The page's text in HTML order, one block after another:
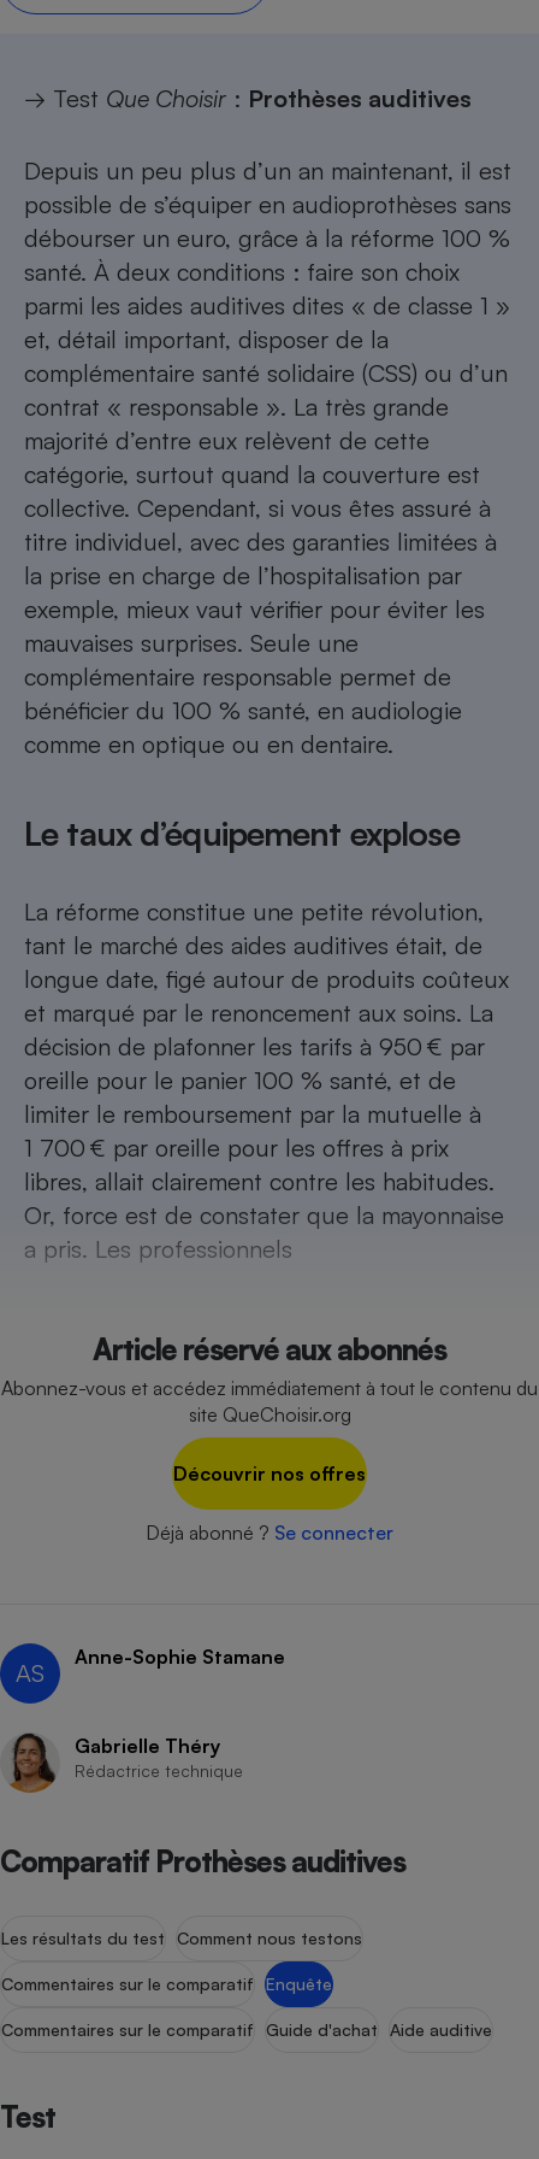
→ Test Que Choisir : Prothèses auditives
Depuis un peu plus d’un an maintenant, il est
possible de s’équiper en audioprothèses sans
débourser un euro, grâce à la réforme 100 %
santé. À deux conditions : faire son choix
parmi les aides auditives dites « de classe 1 »
et, détail important, disposer de la
complémentaire santé solidaire (CSS) ou d’un
contrat « responsable ». La très grande
majorité d’entre eux relèvent de cette
catégorie, surtout quand la couverture est
collective. Cependant, si vous êtes assuré à
titre individuel, avec des garanties limitées à
la prise en charge de l’hospitalisation par
exemple, mieux vaut vérifier pour éviter les
mauvaises surprises. Seule une
complémentaire responsable permet de
bénéficier du 100 % santé, en audiologie
comme en optique ou en dentaire.
Le taux d’équipement explose
La réforme constitue une petite révolution,
tant le marché des aides auditives était, de
longue date, figé autour de produits coûteux
et marqué par le renoncement aux soins. La
décision de plafonner les tarifs à 950 € par
oreille pour le panier 100 % santé, et de
limiter le remboursement par la mutuelle à
1 700 € par oreille pour les offres à prix
libres, allait clairement contre les habitudes.
Or, force est de constater que la mayonnaise
a pris. Les professionnels
Article réservé aux abonnés
Abonnez-vous et accédez immédiatement à tout le contenu du
site QueChoisir.org
Découvrir nos offres
Déjà abonné ? Se connecter
AS
Anne-Sophie Stamane
Gabrielle Théry
Rédactrice technique
Comparatif Prothèses auditives
Les résultats du test Comment nous testons
Commentaires sur le comparatif Enquête
Commentaires sur le comparatif Guide d'achat Aide auditive
Test
bouteille
Assurance emprunteur
Banque
Lave-linge
Plaque de cuisson à
induction
Climatiseur -
Cafetière à expressos
Robot ménager
Téléviseur
Téléphone mobile -
Smartphone
Antivirus
Matelas
Radiateur électrique
Climatiseur -
Ventilateur
Mutuelle
Antimoustique